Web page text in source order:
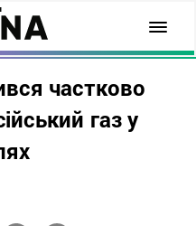
частково
газ у